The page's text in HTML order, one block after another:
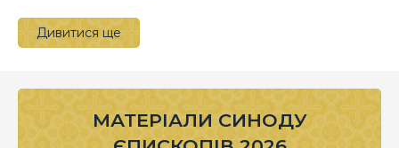
Дивитися ще
МАТЕРІАЛИ СИНОДУ